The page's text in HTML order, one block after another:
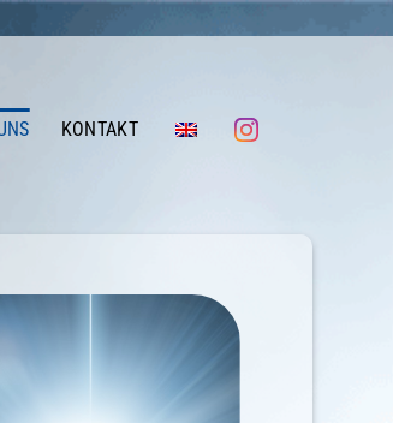
KONTAKT